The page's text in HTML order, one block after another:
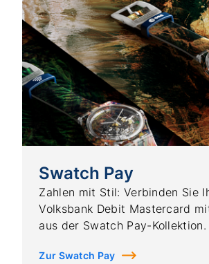
Swatch Pay
Zahlen mit Stil: Verbinden Sie
Volksbank Debit Mastercard
aus der Swatch Pay-Kollektion.
Zur Swatch Pay